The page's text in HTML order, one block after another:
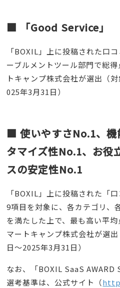
■ 「Good Service」
「BOXIL」上に投稿された口
ーブルメントツール部門で総
トキャンプ株式会社が選出（
025年3月31日）
■ 使いやすさNo.1、機
タマイズ性No.1、 お役
スの安定性No.1
「BOXIL」上に投稿された「
9項目を対象に、各カテゴリ、
を満たした上で、最も高い平
マートキャンプ株式会社が選
日〜2025年3月31日）
なお、「BOXIL SaaS AWARD
選考基準は、公式サイト（